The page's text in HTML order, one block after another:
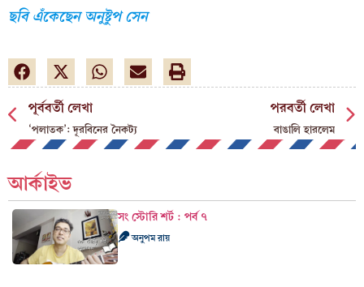
ছবি এঁকেছেন অনুষ্টুপ সেন
পূর্ববর্তী লেখা
‘পলাতক’: দূরবিনের নৈকট্য
পরবর্তী লেখা
বাঙালি হারলেম
আর্কাইভ
সং স্টোরি শর্ট : পর্ব ৭
অনুপম রায়